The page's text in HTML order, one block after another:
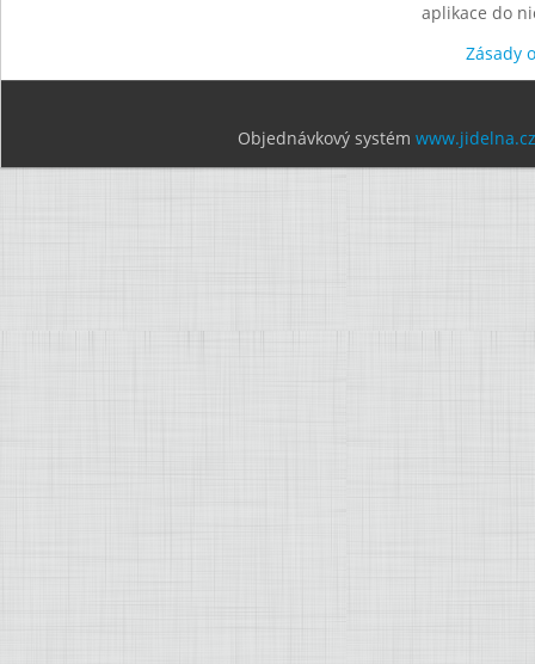
aplikace do
Zásady
Objednávkový systém www.jidelna.cz